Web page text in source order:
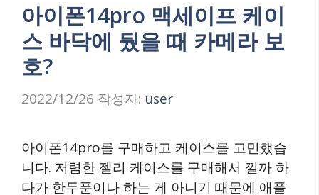
아이폰14pro 맥세이프 케이
스 바닥에 뒀을 때 카메라 보
호?
2022/12/26 작성자: user
아이폰14pro를 구매하고 케이스를 고민했습
니다. 저렴한 젤리 케이스를 구매해서 낄까 하
다가 한두푼이나 하는 게 아니기 때문에 애플